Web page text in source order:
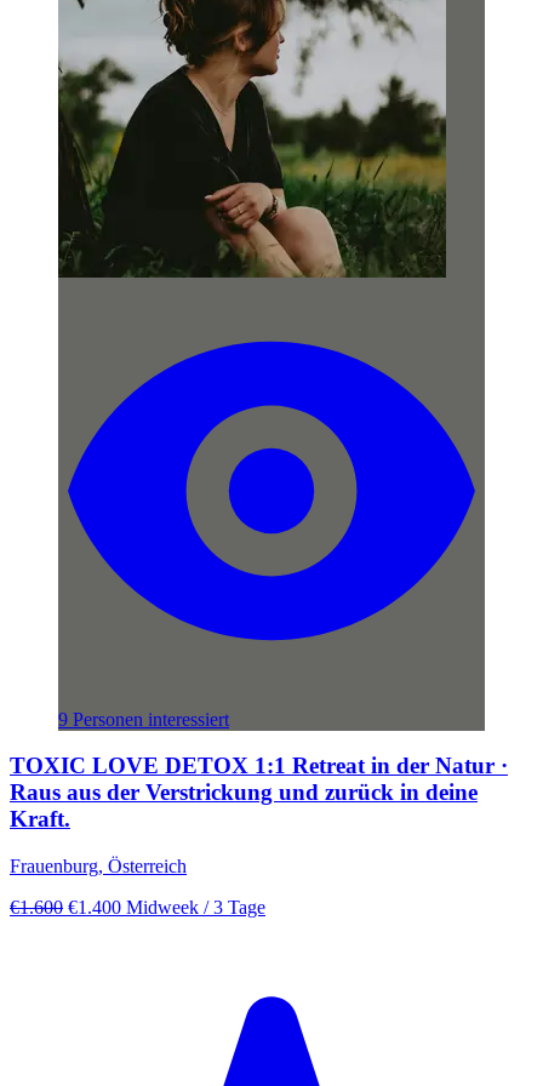
9 Personen interessiert
TOXIC LOVE DETOX 1:1 Retreat in der Natur ·
Raus aus der Verstrickung und zurück in deine
Kraft.
Frauenburg, Österreich
€1.600 €1.400 Midweek / 3 Tage